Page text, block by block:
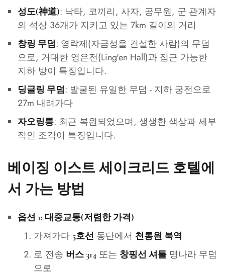
성도(神道): 낙타, 코끼리, 사자, 공무원, 군 관계자
의 석상 36개가 지키고 있는 7km 길이의 거리
창링 무덤: 영락제(자금성을 건설한 사람)의 무덤
으로, 거대한 영은전(Ling'en Hall)과 접근 가능한
지하 방이 특징입니다.
딩글링 무덤: 발굴된 유일한 무덤 - 지하 궁전으로
27m 내려가다
자오링릉: 최근 복원되었으며, 생생한 색상과 세부
적인 조각이 특징입니다.
베이징 이스트 세이크리드 호텔에
서 가는 방법
옵션 1: 대중교통(저렴한 가격)
가져가다 5호선 동단에서 천통원 북역
로 전송 버스 314또는 창핑선 셔틀명나라 무덤
으로